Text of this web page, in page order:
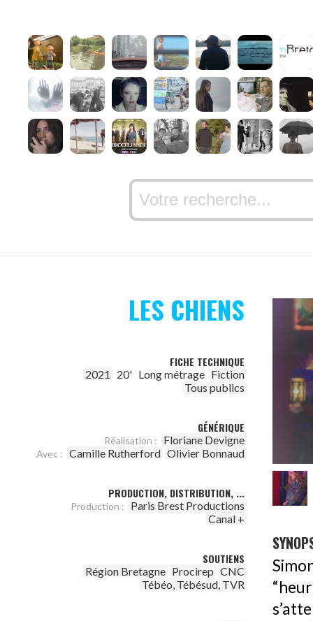
LES CHIENS
FICHE TECHNIQUE
2021 20' Long métrage Fiction
Tous publics
GÉNÉRIQUE
Réalisation : Floriane Devigne
Avec : Camille Rutherford Olivier Bonnaud
PRODUCTION, DISTRIBUTION, ...
Production :
Paris Brest Productions
Canal +
SOUTIENS
Région Bretagne Procirep CNC
Tébéo, Tébésud, TVR